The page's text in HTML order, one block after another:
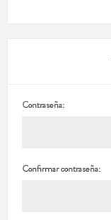
Contraseña:
Confirmar contraseña: